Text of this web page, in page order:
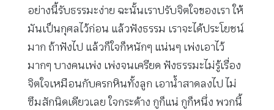
อย่างนี้รับธรรมะง่าย ฉะนั้นเราปรับจิตใจของเรา ให้
มันเป็นกุศลไว้ก่อน แล้วฟังธรรม เราจะได้ประโยชน์
มาก ถ้าฟังไป แล้วก็ใจก็หนักๆ แน่นๆ เพ่งเอาไว้
มากๆ บางคนเพ่ง เพ่งจนเครียด ฟังธรรมะไม่รู้เรื่อง
จิตใจเหมือนกับครกหินทั้งลูก เอาน้ำสาดลงไป ไม่
ซึมสักนิดเดียวเลย ใจกระด้าง กูก็แน่ กูก็หนึ่ง พวกนี้